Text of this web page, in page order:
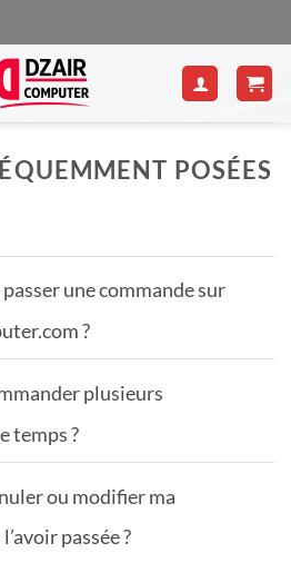
POSÉES
une commande sur
?
plusieurs
temps ?
ou modifier ma
passée ?